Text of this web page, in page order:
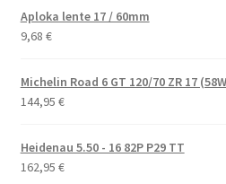
Aploka lente 17 / 60mm
9,68 €
Michelin Road 6 GT 120/70 ZR 17
144,95 €
Heidenau 5.50 - 16 82P P29 TT
162,95 €